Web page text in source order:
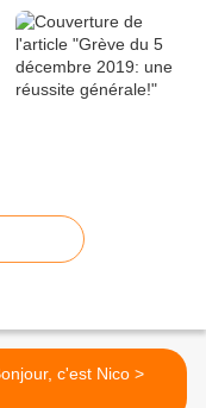
Bonjour, c'est Nico >